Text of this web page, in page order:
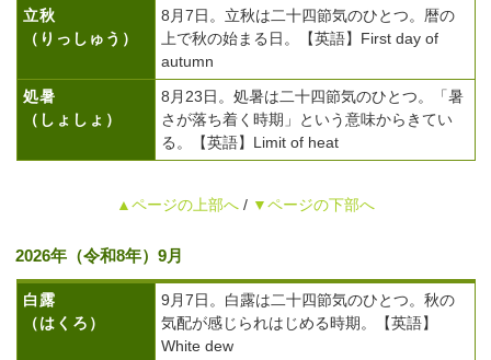
立秋
（りっしゅう）
8月7日。立秋は二十四節気のひとつ。暦の
上で秋の始まる日。【英語】First day of
autumn
処暑
（しょしょ）
8月23日。処暑は二十四節気のひとつ。「暑
さが落ち着く時期」という意味からきてい
る。【英語】Limit of heat
▲ページの上部へ / ▼ページの下部へ
2026年（令和8年）9月
白露
（はくろ）
9月7日。白露は二十四節気のひとつ。秋の
気配が感じられはじめる時期。【英語】
White dew